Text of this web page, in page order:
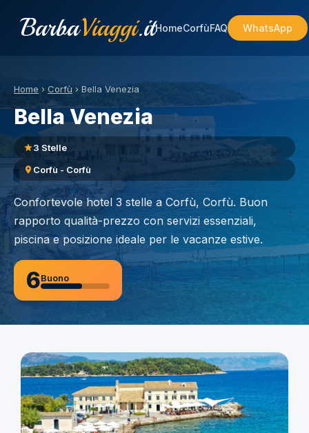
BarbaViaggi.itHomeCorfùFAQ WhatsApp
Home › Corfù › Bella Venezia
Bella Venezia
3 Stelle
Corfù - Corfù
Confortevole hotel 3 stelle a Corfù, Corfù. Buon
rapporto qualità-prezzo con servizi essenziali,
piscina e posizione ideale per le vacanze estive.
6Buono